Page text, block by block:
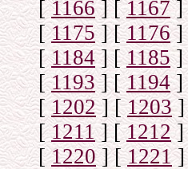
[1166] [1167]
[1175] [1176]
[1184] [1185]
[1193] [1194]
[1202] [1203]
[1211] [1212]
[1220] [1221]